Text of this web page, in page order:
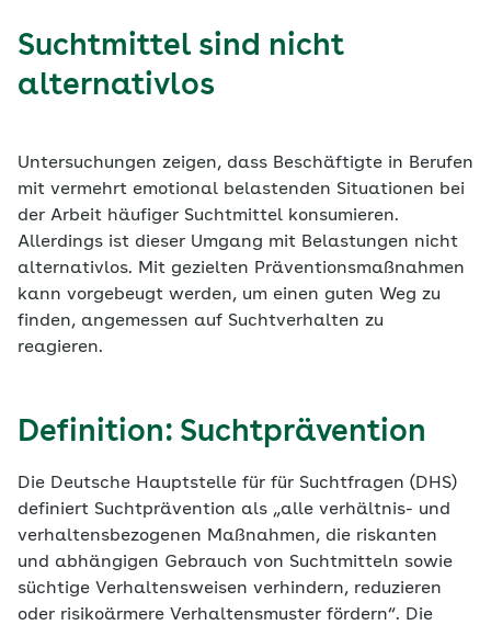
Suchtmittel sind nicht
alternativlos
Untersuchungen zeigen, dass Beschäftigte in Berufen
mit vermehrt emotional belastenden Situationen bei
der Arbeit häufiger Suchtmittel konsumieren.
Allerdings ist dieser Umgang mit Belastungen nicht
alternativlos. Mit gezielten Präventionsmaßnahmen
kann vorgebeugt werden, um einen guten Weg zu
finden, angemessen auf Suchtverhalten zu
reagieren.
Definition: Suchtprävention
Die Deutsche Hauptstelle für für Suchtfragen (DHS)
definiert Suchtprävention als „alle verhältnis- und
verhaltensbezogenen Maßnahmen, die riskanten
und abhängigen Gebrauch von Suchtmitteln sowie
süchtige Verhaltensweisen verhindern, reduzieren
oder risikoärmere Verhaltensmuster fördern“. Die